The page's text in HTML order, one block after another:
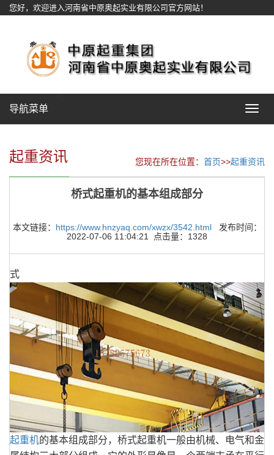
您好，欢迎进入河南省中原奥起实业有限公司官方网站！
Toggle
导航菜单
起重资讯 您现在所在位置： 首页>>起重资讯
桥式起重机的基本组成部分
本文链接： https://www.hnzyaq.com/xwzx/3542.html发布时间：
2022-07-06 11:04:21 点击量：1328
式
起重机的基本组成部分，桥式起重机一般由机械、电气和金